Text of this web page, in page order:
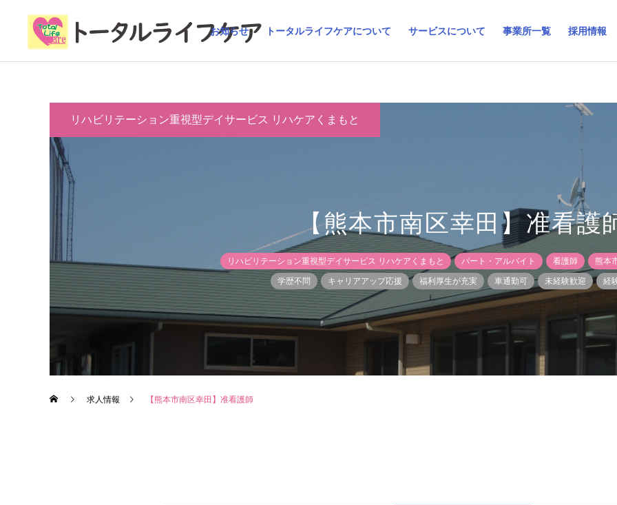
お知らせ トータルライフケアについて サービスについて 事業所一覧 採用情報
【熊本市南区幸田】准看護
リハビリテーション重視型デイサービス リハケアくまもと
リハビリテーション重視型デイサービス リハケアくまもと パート・アルバイト 看護師 熊本
学歴不問 キャリアアップ応援 福利厚生が充実 車通勤可 未経験歓迎 経
求人情報 【熊本市南区幸田】准看護師